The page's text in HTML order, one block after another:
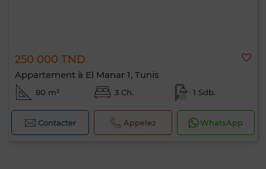
250 000 TND
Appartement à El Manar 1, Tunis
80 m² 3 Ch. 1 Sdb.
Contacter Appelez WhatsApp